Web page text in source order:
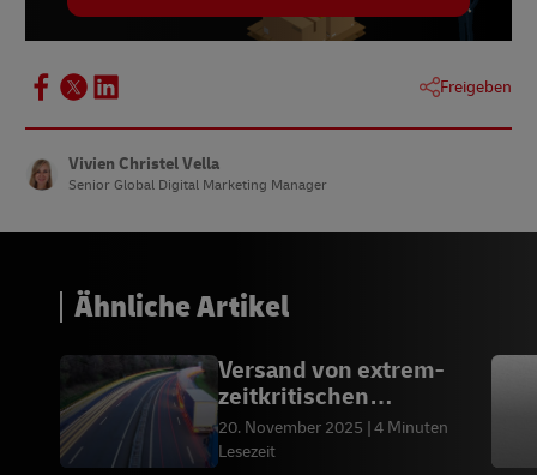
Freigeben
Vivien Christel Vella
Senior Global Digital Marketing Manager
Ähnliche Artikel
Versand von extrem-
zeitkritischen
Sendungen?
20. November 2025 4 Minuten
Lesezeit